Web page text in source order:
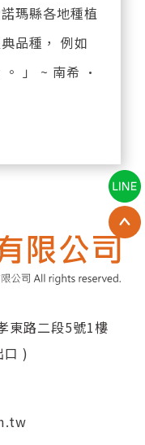
瑪縣各地種植
品種， 例如
」 ~ 南希 ·
東路二段5號1樓
口 )